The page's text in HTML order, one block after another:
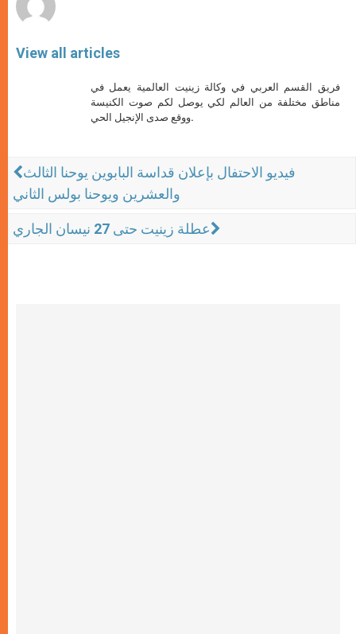
View all articles
فريق القسم العربي في وكالة زينيت العالمية يعمل في
مناطق مختلفة من العالم لكي يوصل لكم صوت الكنيسة
ووقع صدى الإنجيل الحي.
فيديو الاحتفال بإعلان قداسة البابوين يوحنا الثالث
والعشرين ويوحنا بولس الثاني
عطلة زينيت حتى 27 نيسان الجاري